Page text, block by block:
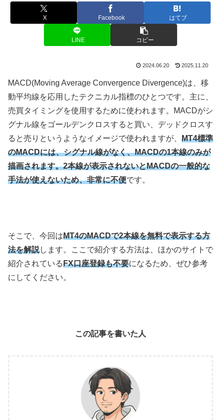
X Facebook はてブ
LINE コピー
2024.06.20 2025.11.20
MACD(Moving Average Convergence Divergence)は、移
動平均線を応用したテクニカル指標のひとつです。主に、
売買タイミングを使用するために使われます。
MACDがシ
グナル線をゴールデンクロスすると買い、デッドクロスす
ると売りというようなイメージで使われますが、 MT4標準
のMACDには、シグナル線がなく、MACDの1本線のみが
描画されます。2本線が表示されないとMACDの一般的な
手法が使えないため、非常に不便です。
そこで、今回はMT4のMACDで2本線を無料で表示する方
法を解説します。ここで紹介する方法は、ほかのサイトで
紹介されているFX口座登録も不要になるため、ぜひ参考
にしてください。
この記事を書いた人